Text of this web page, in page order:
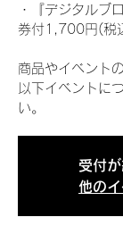
・『デジタルブ
券付1,700円(税
商品やイベント
以下イベントに
い。
受付
他の